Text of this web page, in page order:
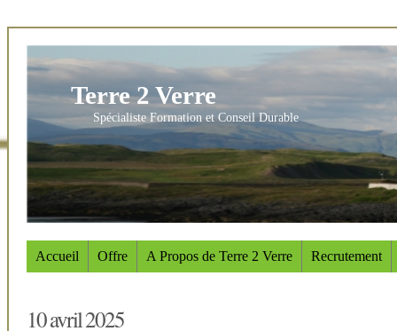
Terre 2 Verre
Spécialiste Formation et Conseil Durable
Accueil Offre A Propos de Terre 2 Verre Recrutement
10 avril 2025